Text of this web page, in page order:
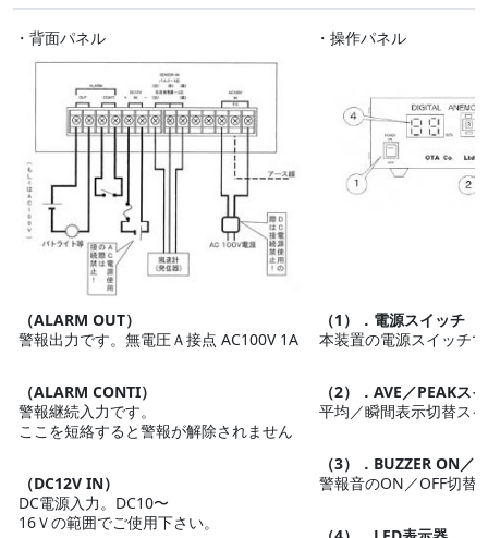
・背面パネル ・操作パネル
（ALARM OUT）
警報出力です。無電圧Ａ接点 AC100V 1A
（ALARM CONTI）
警報継続入力です。
ここを短絡すると警報が解除されません
（DC12V IN）
DC電源入力。DC10〜
16Ｖの範囲でご使用下さい。
（1）．電源スイッチ
本装置の電源スイッチ
（2）．AVE／PEAKス
平均／瞬間表示切替ス
（3）．BUZZER ON／
警報音のON／OFF切替